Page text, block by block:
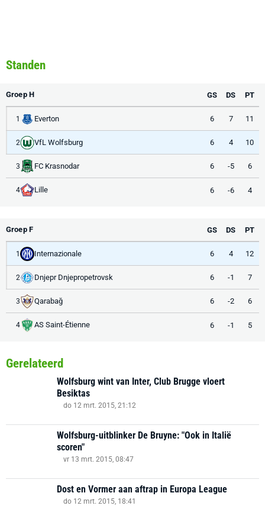
Standen
Groep H GS DS PT
1 Everton 6 7 11
2 VfL Wolfsburg 6 4 10
3 FC Krasnodar 6 -5 6
4 Lille 6 -6 4
Groep F GS DS PT
1 Internazionale 6 4 12
2 Dnjepr Dnjepropetrovsk 6 -1 7
3 Qarabağ 6 -2 6
4 AS Saint-Étienne 6 -1 5
Gerelateerd
Wolfsburg wint van Inter, Club Brugge vloert
Besiktas
do 12 mrt. 2015, 21:12
Wolfsburg-uitblinker De Bruyne: "Ook in Italië
scoren"
vr 13 mrt. 2015, 08:47
Dost en Vormer aan aftrap in Europa League
do 12 mrt. 2015, 18:41